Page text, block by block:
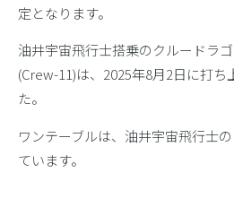
定となります。
油井宇宙飛行士搭乗のクルードラ
(Crew-11)は、2025年8月2日に打
た。
ワンテーブルは、油井宇宙飛行士
ています。